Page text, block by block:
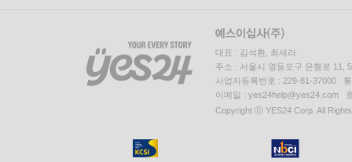
대표 : 김석환, 최세라
주소 : 서울시 영등포구 은행로 11,
사업자등록번호 : 229-81-37000
이메일 : yes24help@yes24.com
Copyright ⓒ YES24 Corp. All